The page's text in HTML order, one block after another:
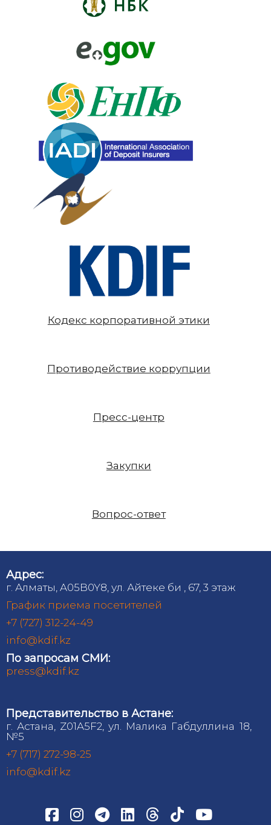
Кодекс корпоративной этики
Противодействие коррупции
Пресс-центр
Закупки
Вопрос-ответ
Адрес:
г. Алматы, A05B0Y8, ул. Айтеке би , 67, 3 этаж
График приема посетителей
+7 (727) 312-24-49
info@kdif.kz
По запросам СМИ:
press@kdif.kz
Представительство в Астане:
г. Астана, Z01A5F2, ул. Малика Габдуллина 18,
№5
+7 (717) 272-98-25
info@kdif.kz